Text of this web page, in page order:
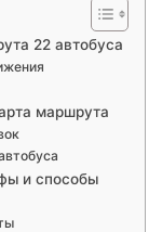
22 автобуса
маршрута
и способы